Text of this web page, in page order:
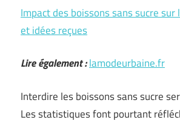
Impact des boissons sans sucre
et idées reçues
Lire également :lamodeurbaine.fr
Interdire les boissons sans sucre
Les statistiques font pourtant